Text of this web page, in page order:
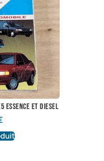
essence et diesel